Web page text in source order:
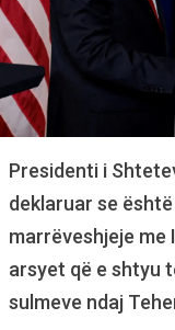
Presidenti i
deklaruar se
marrëveshjeje me
arsyet që e shtyu
sulmeve ndaj